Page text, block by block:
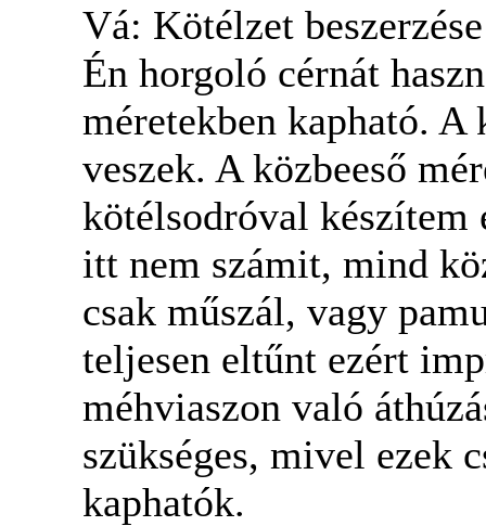
Vá: Kötélzet
Én horgoló cérnát
méretekben kapható. A
veszek. A közbeeső
kötélsodróval
itt nem számit, mind
csak műszál, vagy
teljesen eltűnt ezért
méhviaszon való
szükséges, mivel ezek
kaphatók.